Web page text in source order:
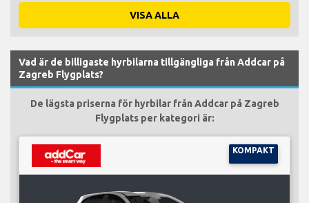
VISA ALLA
Vad är de billigaste hyrbilarna tillgängliga från Addcar på
Zagreb Flygplats?
De lägsta priserna för hyrbilar från Addcar på Zagreb
Flygplats per kategori är:
KOMPAKT